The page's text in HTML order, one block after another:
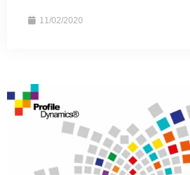
11/02/2020